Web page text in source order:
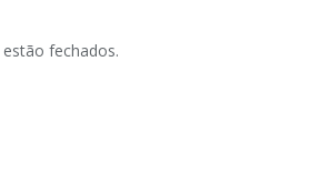
fechados.